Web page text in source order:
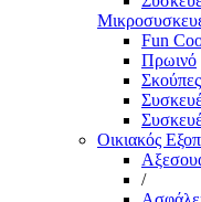
Fun
Πρωινό
Σκούπες
Οικιακός
/